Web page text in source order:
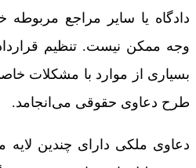
دادگاه یا سایر مراجع
وجه ممکن نیست. تنظیم
بسیاری از موارد با مشکلات
طرح دعاوی حقوقی می‌انجامد.
دعاوی ملکی دارای چندین